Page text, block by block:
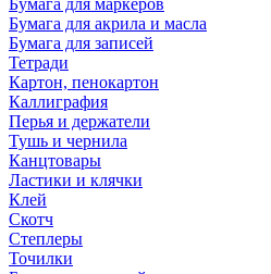
Бумага для маркеров
Бумага для акрила и масла
Бумага для записей
Тетради
Картон, пенокартон
Каллиграфия
Перья и держатели
Тушь и чернила
Канцтовары
Ластики и клячки
Клей
Скотч
Степлеры
Точилки